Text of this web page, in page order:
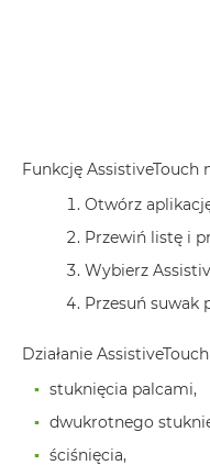
Air
2TB
MacBook
4TB
MacBook
Pro
MacBook
Funkcję AssistiveTouch
Otwórz
Przewiń listę i
Wybierz
Przesuń suwak
Działanie
stuknięcia palcami,
dwukrotnego
ściśnięcia,